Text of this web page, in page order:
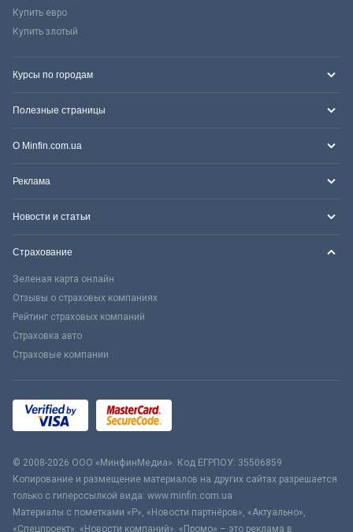
Купить евро
Купить злотый
Курсы по городам
Полезные страницы
О Minfin.com.ua
Реклама
Новости и статьи
Страхование
Зеленая карта онлайн
Отзывы о страховых компаниях
Рейтинг страховых компаний
Страховка авто
Страховые компании
© 2008-2026 ООО «МинфинМедиа». Код ЕГРПОУ: 35506859
Копирование и размещение материалов на других сайтах разрешается
только с гиперссылкой вида: www.minfin.com.ua
Материалы с пометками «Р», «Новости партнёров», «Актуально»,
«Спецпроект», «Новости компаний», «Промо» – это реклама в